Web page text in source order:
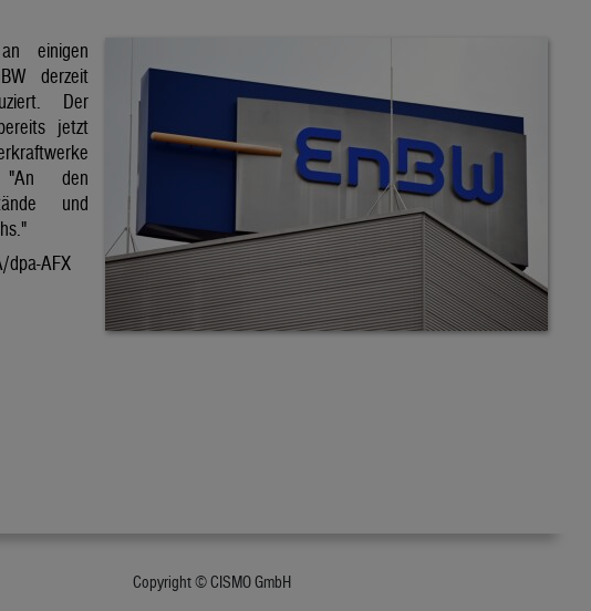
einigen
derzeit
Der
jetzt
"An den
und
dpa-AFX
Copyright © CISMO GmbH